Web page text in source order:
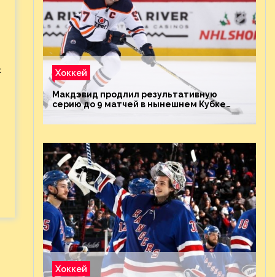
Хоккей
Макдэвид продлил результативную
серию до 9 матчей в нынешнем Кубке
Хоккей